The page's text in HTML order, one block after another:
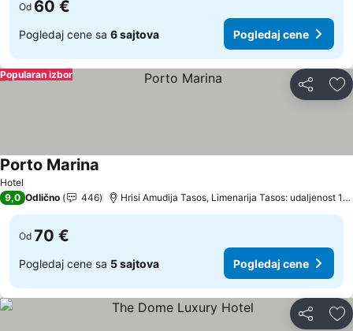
Od 60 €
Pogledaj cene sa 6 sajtova Pogledaj cene
Deli
Popularan izbor
Hotel
Porto Marina
9,0 Odlično 446 Hrisi Amudija Tasos, Limenarija Tasos: udaljenost
Od 70 €
Pogledaj cene sa 5 sajtova Pogledaj cene
Deli